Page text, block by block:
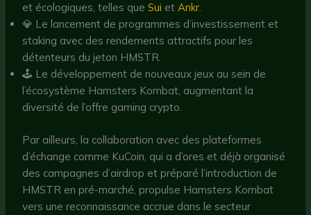
et écologiques, telles queSui etAnkr.
💎 Le lancement de programmes d’investissement et
staking avec des rendements attractifs pour les
détenteurs du jeton HMSTR.
🕹️ Le développement de nouveaux jeux au sein de
l’écosystème Hamsters Kombat, augmentant la
diversité de l’offre gaming crypto.
Par ailleurs, la collaboration avec des plateformes
d’échange comme KuCoin, qui a d’ores et déjà organisé
des campagnes d’airdrop et préparé l’introduction de
HMSTR en pré-marché, propulse Hamsters Kombat
vers une reconnaissance accrue dans le secteur